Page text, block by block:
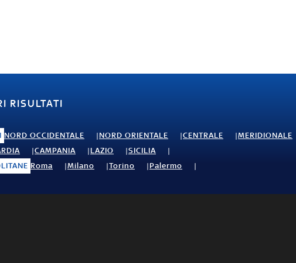
RISULTATI
NORD OCCIDENTALE NORD ORIENTALE CENTRALE MERIDIONALE
CAMPANIA LAZIO
SICILIA
Roma Milano Torino Palermo